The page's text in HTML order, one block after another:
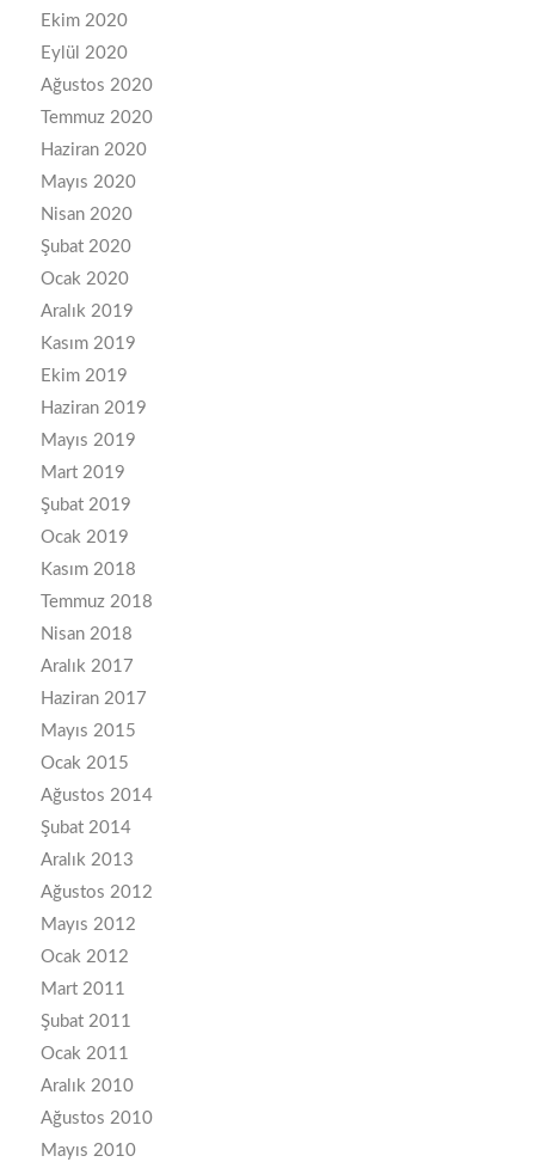
Ekim 2020
Eylül 2020
Ağustos 2020
Temmuz 2020
Haziran 2020
Mayıs 2020
Nisan 2020
Şubat 2020
Ocak 2020
Aralık 2019
Kasım 2019
Ekim 2019
Haziran 2019
Mayıs 2019
Mart 2019
Şubat 2019
Ocak 2019
Kasım 2018
Temmuz 2018
Nisan 2018
Aralık 2017
Haziran 2017
Mayıs 2015
Ocak 2015
Ağustos 2014
Şubat 2014
Aralık 2013
Ağustos 2012
Mayıs 2012
Ocak 2012
Mart 2011
Şubat 2011
Ocak 2011
Aralık 2010
Ağustos 2010
Mayıs 2010